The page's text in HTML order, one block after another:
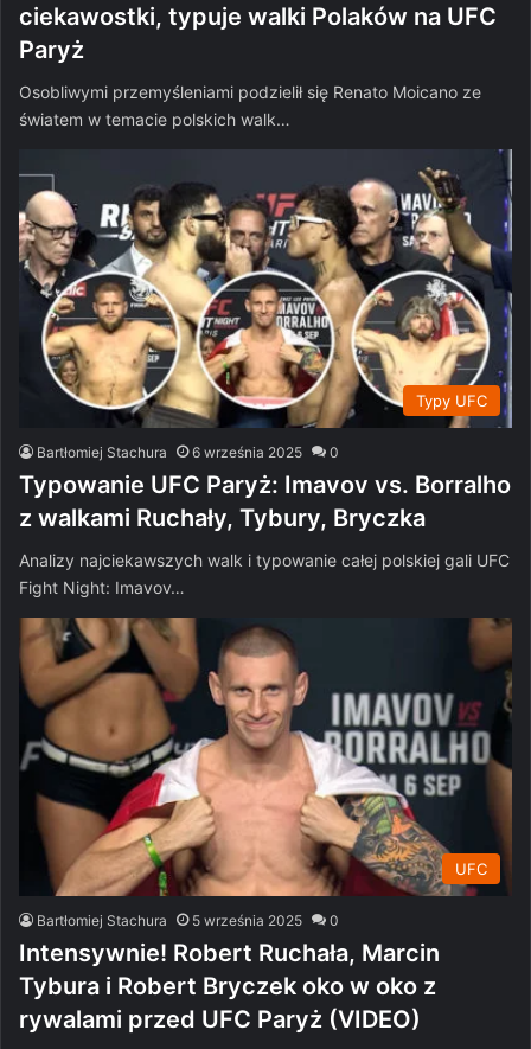
ciekawostki, typuje walki Polaków na UFC
Paryż
Osobliwymi przemyśleniami podzielił się Renato Moicano ze
światem w temacie polskich walk…
Typy UFC
Bartłomiej Stachura 6 września 2025 0
Typowanie UFC Paryż: Imavov vs. Borralho
z walkami Ruchały, Tybury, Bryczka
Analizy najciekawszych walk i typowanie całej polskiej gali UFC
Fight Night: Imavov…
UFC
Bartłomiej Stachura 5 września 2025 0
Intensywnie! Robert Ruchała, Marcin
Tybura i Robert Bryczek oko w oko z
rywalami przed UFC Paryż (VIDEO)